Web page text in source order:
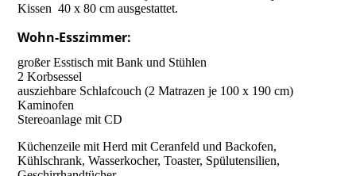
Kissen 40 x 80 cm ausgestattet.
Wohn-Esszimmer:
großer Esstisch mit Bank und Stühlen
2 Korbsessel
ausziehbare Schlafcouch (2 Matrazen je 100 x 190 cm)
Kaminofen
Stereoanlage mit CD
Küchenzeile mit Herd mit Ceranfeld und Backofen,
Kühlschrank, Wasserkocher, Toaster, Spülutensilien,